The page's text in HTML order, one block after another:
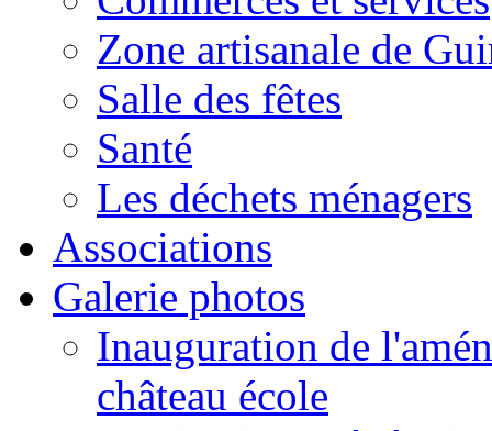
Zone artisanale de
Salle des fêtes
Santé
Les déchets ménagers
Associations
Galerie photos
Inauguration de
château école